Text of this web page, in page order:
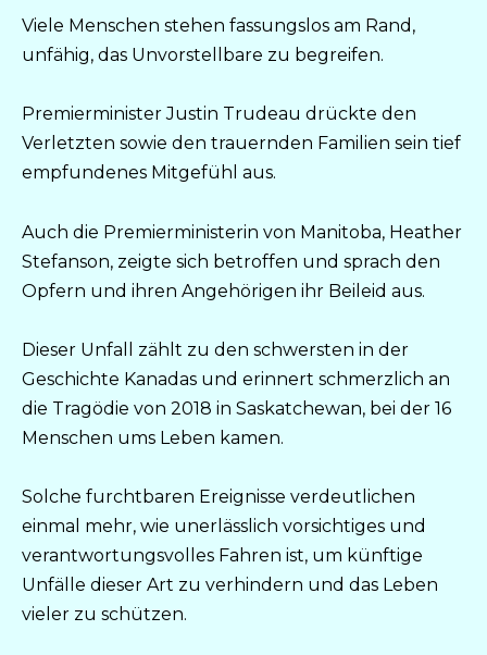
Viele Menschen stehen fassungslos am Rand,
unfähig, das Unvorstellbare zu begreifen.
Premierminister Justin Trudeau drückte den
Verletzten sowie den trauernden Familien sein tief
empfundenes Mitgefühl aus.
Auch die Premierministerin von Manitoba, Heather
Stefanson, zeigte sich betroffen und sprach den
Opfern und ihren Angehörigen ihr Beileid aus.
Dieser Unfall zählt zu den schwersten in der
Geschichte Kanadas und erinnert schmerzlich an
die Tragödie von 2018 in Saskatchewan, bei der 16
Menschen ums Leben kamen.
Solche furchtbaren Ereignisse verdeutlichen
einmal mehr, wie unerlässlich vorsichtiges und
verantwortungsvolles Fahren ist, um künftige
Unfälle dieser Art zu verhindern und das Leben
vieler zu schützen.